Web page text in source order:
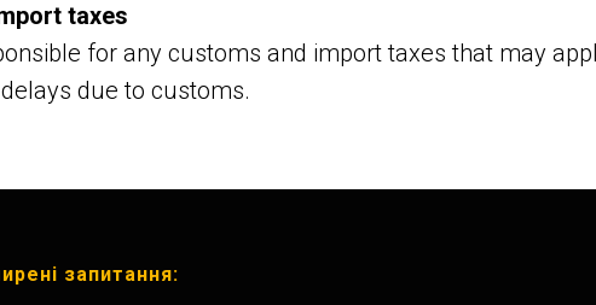
taxes
for any customs and import taxes that may
due to customs.
запитання: